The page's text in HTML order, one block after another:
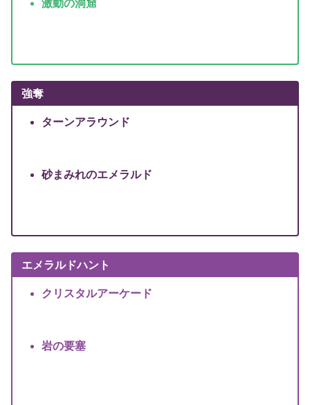
激動の洞窟
強奪
ターンアラウンド
砂まみれのエメラルド
エメラルドハント
クリスタルアーケード
岩の要塞